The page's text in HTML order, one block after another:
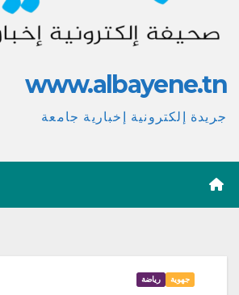
www.albayene.tn
جريدة إلكترونية إخبارية جامعة
جهوية رياضة